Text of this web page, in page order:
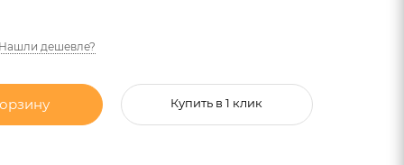
дешевле?
Купить в 1 клик